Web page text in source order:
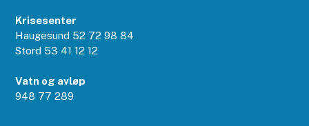
Krisesenter
Haugesund 52 72 98 84
Stord 53 41 12 12
Vatn og avløp
948 77 289